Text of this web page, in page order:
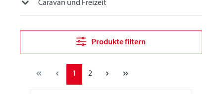
Caravan und Freizeit
Produkte filtern
1 2